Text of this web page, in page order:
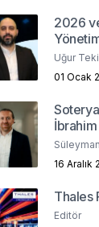
2026
Uğur
01 Ocak
İbrahim
16 Aralık
Thales
Editör